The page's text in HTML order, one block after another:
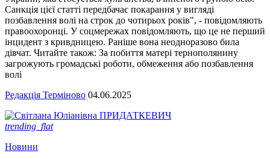
Санкція цієї статті передбачає покарання у вигляді
позбавлення волі на строк до чотирьох років", - повідомляють
правоохоронці. У соцмережах повідомляють, що це не перший
інцидент з кривдницею. Раніше вона неодноразово била
дівчат. Читайте також: За побиття матері тернополянину
загрожують громадські роботи, обмеження або позбавлення
волі
Редакція Терміново 04.06.2025
trending_flat
Новини